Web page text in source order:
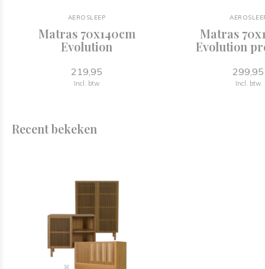
AEROSLEEP
Matras 70x140cm
Evolution
219,95
Incl. btw
Matras
Evolution
299,95
Incl. btw
Recent bekeken